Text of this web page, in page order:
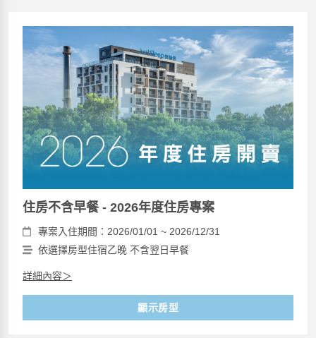
住房不含早餐 - 2026年度住房專案
專案入住期間：2026/01/01 ~ 2026/12/31
依選擇房型住宿乙晚 不含翌日早餐
詳細內容＞
顯示房型